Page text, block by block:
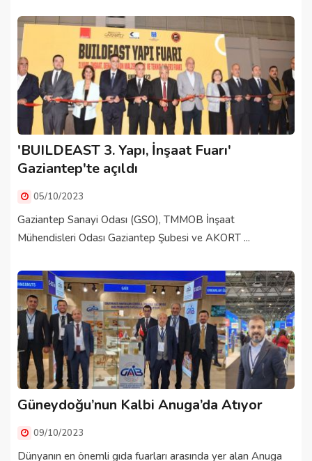
'BUILDEAST 3. Yapı, İnşaat Fuarı'
Gaziantep'te açıldı
05/10/2023
Gaziantep Sanayi Odası (GSO), TMMOB İnşaat
Mühendisleri Odası Gaziantep Şubesi ve AKORT ...
Güneydoğu’nun Kalbi Anuga’da Atıyor
09/10/2023
Dünyanın en önemli gıda fuarları arasında yer alan Anuga